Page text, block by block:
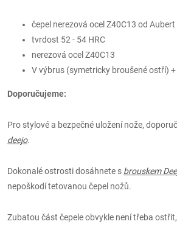
čepel nerezová ocel Z40C13 od
tvrdost 52 - 54 HRC
nerezová ocel Z40C13
V výbrus (symetricky broušené ostří)
Doporučujeme:
Pro stylové a bezpečné uložení nože,
deejo.
Dokonalé ostrosti dosáhnete s brouskem
nepoškodí tetovanou čepel nožů.
Zubatou část čepele obvykle není třeba